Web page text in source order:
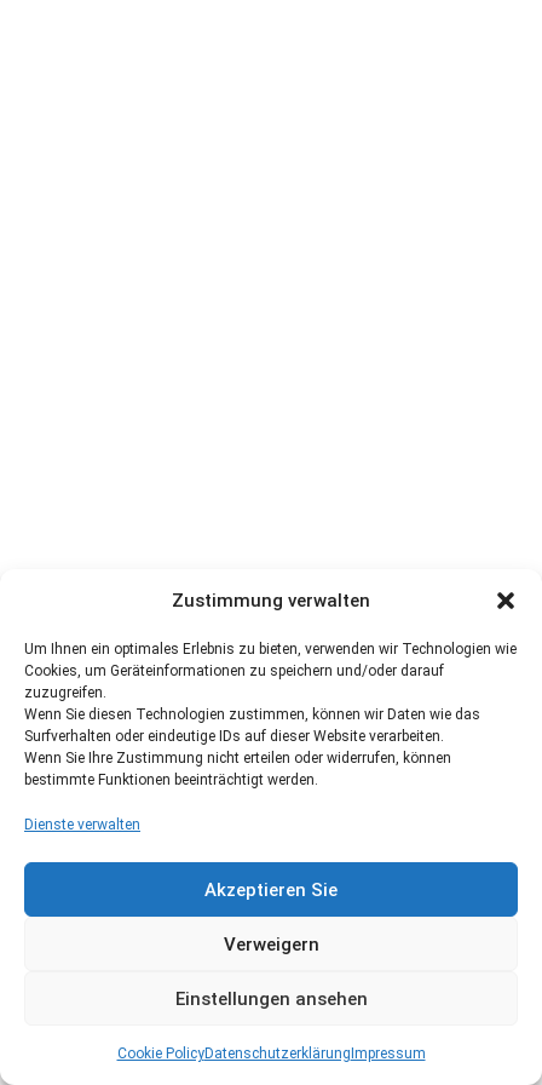
Zustimmung verwalten
Um Ihnen ein optimales Erlebnis zu bieten, verwenden wir Technologien wie
Cookies, um Geräteinformationen zu speichern und/oder darauf
zuzugreifen.
Wenn Sie diesen Technologien zustimmen, können wir Daten wie das
Surfverhalten oder eindeutige IDs auf dieser Website verarbeiten.
Wenn Sie Ihre Zustimmung nicht erteilen oder widerrufen, können
bestimmte Funktionen beeinträchtigt werden.
Dienste verwalten
Akzeptieren Sie
Verweigern
Einstellungen ansehen
Cookie PolicyDatenschutzerklärung Impressum